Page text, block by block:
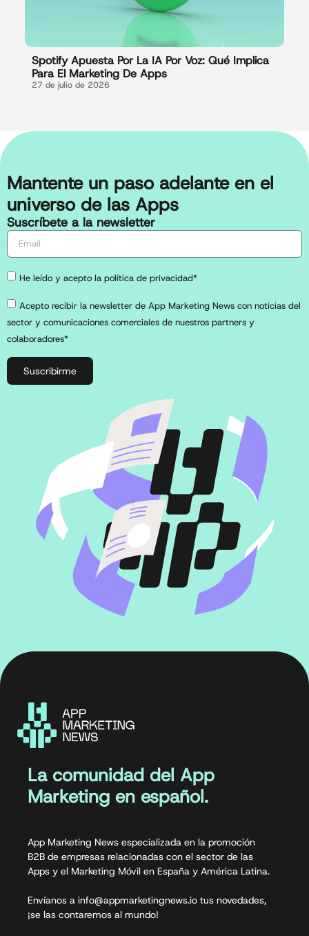
Spotify Apuesta Por La IA Por Voz: Qué Implica
Para El Marketing De Apps
27 de julio de 2026
Mantente un paso adelante en el
universo de las Apps
Suscríbete a la newsletter
He leído y acepto la política de privacidad*
Acepto recibir la newsletter de App Marketing News con noticias del
sector y comunicaciones comerciales de nuestros partners y
colaboradores*
Suscribirme
La comunidad del App
Marketing en español.
App Marketing News especializada en la promoción
B2B de empresas relacionadas con el sector de las
Apps y el Marketing Móvil en España y América Latina.
Envíanos a info@appmarketingnews.io tus novedades,
¡se las contaremos al mundo!